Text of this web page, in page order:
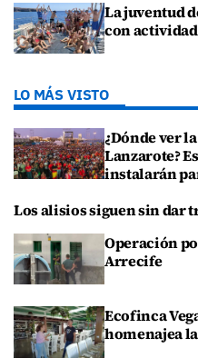
La juventud
con
LO MÁS VISTO
¿Dónde ver
Lanzarote?
instalarán
Los alisios siguen sin dar
Operación
Arrecife
Ecofinca
homenajea